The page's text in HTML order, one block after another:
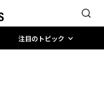
注目のトピック